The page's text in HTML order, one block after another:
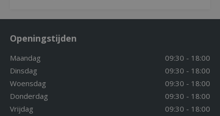
Openingstijden
Maandag
09:30 - 18:00
Dinsdag
09:30 - 18:00
Woensdag
09:30 - 18:00
Donderdag
09:30 - 18:00
Vrijdag
09:30 - 18:00